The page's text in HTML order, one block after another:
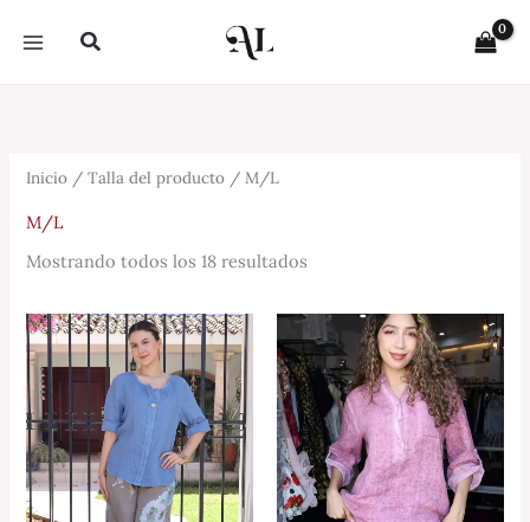
Buscar
Inicio / Talla del producto / M/L
M/L
Mostrando todos los 18 resultados